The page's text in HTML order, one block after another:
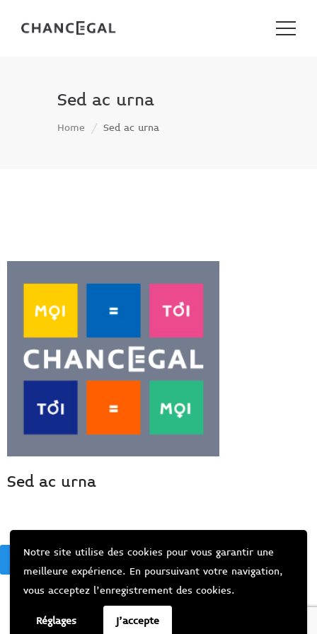
Notre site utilise des cookies pour vous garantir une
meilleure expérience. En poursuivant votre navigation,
vous acceptez l’enregistrement des cookies.
Réglages J'accepte
Sed ac urna
Home Sed ac urna
Sed ac urna
BACK